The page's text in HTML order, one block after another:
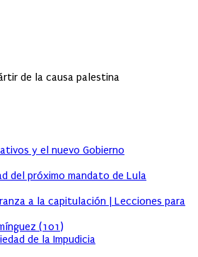
de la causa palestina
y el nuevo Gobierno
del próximo mandato de Lula
a la capitulación | Lecciones para
(101)
de la Impudicia